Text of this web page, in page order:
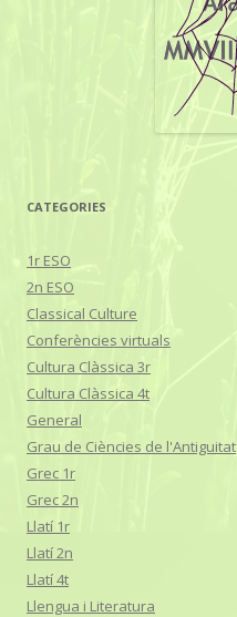
CATEGORIES
1r ESO
2n ESO
Classical Culture
Conferències virtuals
Cultura Clàssica 3r
Cultura Clàssica 4t
General
Grau de Ciències de l'Antiguitat
Grec 1r
Grec 2n
Llatí 1r
Llatí 2n
Llatí 4t
Llengua i Literatura